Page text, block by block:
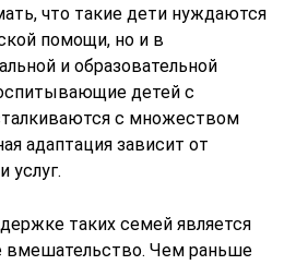
что такие дети нуждаются
помощи, но и в
и образовательной
детей с
с множеством
адаптация зависит от
услуг.
таких семей является
вмешательство. Чем раньше